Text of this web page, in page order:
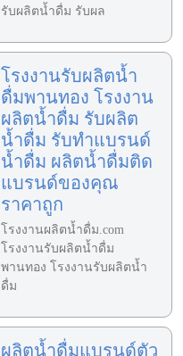
รับผลิตน้ำดื่ม รับผล
โรงงานรับผลิตน้ำ
ดื่มพานทอง โรงงาน
ผลิตน้ำดื่ม รับผลิต
น้ำดื่ม รับทำแบรนด์
น้ำดื่ม ผลิตน้ำดื่มติด
แบรนด์ของคุณ
ราคาถูก
โรงงานผลิตน้ำดื่ม.com
โรงงานรับผลิตน้ำดื่ม
พานทอง โรงงานรับผลิตน้ำ
ดื่ม
ผลิตน้ำดื่มแบรนด์ตัว